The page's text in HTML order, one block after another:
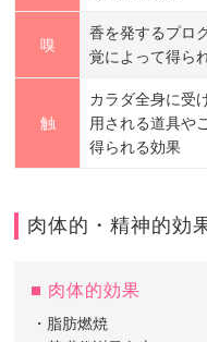
嗅
香を発するプロ
覚によって得ら
触
カラダ全身に受
用される道具や
得られる効果
肉体的・精神的効
肉体的効果
・脂肪燃焼